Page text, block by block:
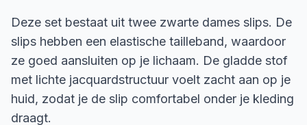
Deze set bestaat uit twee zwarte dames slips. De
slips hebben een elastische tailleband, waardoor
ze goed aansluiten op je lichaam. De gladde stof
met lichte jacquardstructuur voelt zacht aan op je
huid, zodat je de slip comfortabel onder je kleding
draagt.